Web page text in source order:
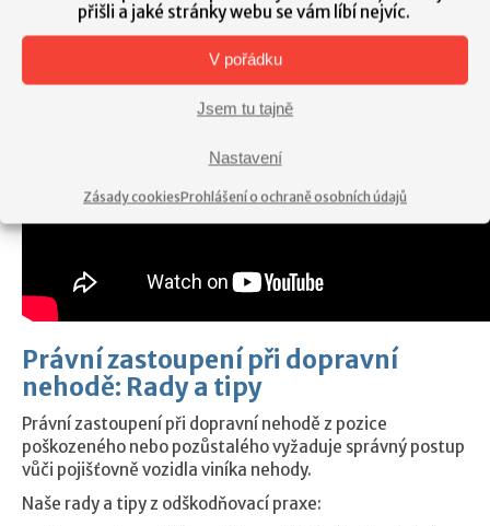
přišli a jaké stránky webu se vám líbí nejvíc.
V pořádku
Jsem tu tajně
Nastavení
Zásady cookiesProhlášení o ochraně osobních údajů
Právní zastoupení při dopravní
nehodě: Rady a tipy
Právní zastoupení při dopravní nehodě z pozice
poškozeného nebo pozůstalého vyžaduje správný postup
vůči pojišťovně vozidla viníka nehody.
Naše rady a tipy z odškodňovací praxe: